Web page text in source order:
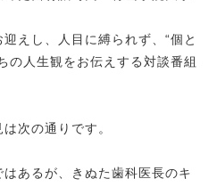
えし、人目に縛られず、“個と
の人生観をお伝えする対談番組
次の通りです。
あるが、きぬた歯科医長のキ